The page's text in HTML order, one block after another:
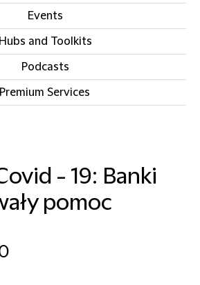
Events
Hubs and Toolkits
Podcasts
Premium Services
- 19: Banki
pomoc